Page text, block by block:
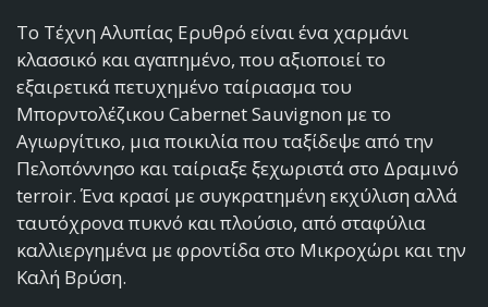
To Τέχνη Αλυπίας Ερυθρό είναι ένα χαρμάνι
κλασσικό και αγαπημένο, που αξιοποιεί το
εξαιρετικά πετυχημένο ταίριασμα του
Μπορντολέζικου Cabernet Sauvignon με το
Αγιωργίτικο, μια ποικιλία που ταξίδεψε από την
Πελοπόννησο και ταίριαξε ξεχωριστά στο Δραμινό
terroir. Ένα κρασί με συγκρατημένη εκχύλιση αλλά
ταυτόχρονα πυκνό και πλούσιο, από σταφύλια
καλλιεργημένα με φροντίδα στο Μικροχώρι και την
Καλή Βρύση.